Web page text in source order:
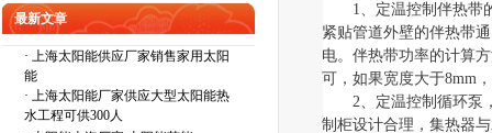
最新文章
· 上海太阳能供应厂家销售家用太阳
能
· 上海太阳能厂家供应大型太阳能热
水工程可供300人
1、定温控制伴热带
紧贴管道外壁的伴热带
电。伴热带功率的计算
可，如果宽度大于8mm
2、定温控制循环泵
制柜设计合理，集热器